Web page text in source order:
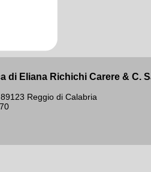
di Eliana Richichi Carere & C.
Reggio di Calabria